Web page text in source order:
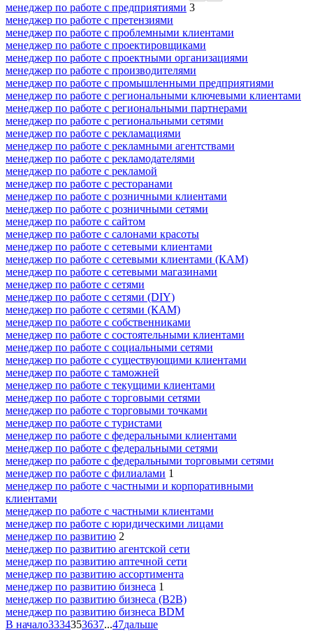
менеджер по работе с предприятиями 3
менеджер по работе с претензиями
менеджер по работе с проблемными клиентами
менеджер по работе с проектировщиками
менеджер по работе с проектными организациями
менеджер по работе с производителями
менеджер по работе с промышленными предприятиями
менеджер по работе с региональными ключевыми клиентами
менеджер по работе с региональными партнерами
менеджер по работе с региональными сетями
менеджер по работе с рекламациями
менеджер по работе с рекламными агентствами
менеджер по работе с рекламодателями
менеджер по работе с рекламой
менеджер по работе с ресторанами
менеджер по работе с розничными клиентами
менеджер по работе с розничными сетями
менеджер по работе с сайтом
менеджер по работе с салонами красоты
менеджер по работе с сетевыми клиентами
менеджер по работе с сетевыми клиентами (КАМ)
менеджер по работе с сетевыми магазинами
менеджер по работе с сетями
менеджер по работе с сетями (DIY)
менеджер по работе с сетями (КАМ)
менеджер по работе с собственниками
менеджер по работе с состоятельными клиентами
менеджер по работе с социальными сетями
менеджер по работе с существующими клиентами
менеджер по работе с таможней
менеджер по работе с текущими клиентами
менеджер по работе с торговыми сетями
менеджер по работе с торговыми точками
менеджер по работе с туристами
менеджер по работе с федеральными клиентами
менеджер по работе с федеральными сетями
менеджер по работе с федеральными торговыми сетями
менеджер по работе с филиалами 1
менеджер по работе с частными и корпоративными
клиентами
менеджер по работе с частными клиентами
менеджер по работе с юридическими лицами
менеджер по развитию 2
менеджер по развитию агентской сети
менеджер по развитию аптечной сети
менеджер по развитию ассортимента
менеджер по развитию бизнеса 1
менеджер по развитию бизнеса (B2B)
менеджер по развитию бизнеса BDM
В начало3334353637...47дальше